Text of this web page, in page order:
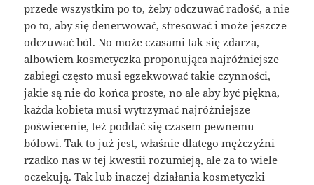
przede wszystkim po to, żeby odczuwać radość, a nie
po to, aby się denerwować, stresować i może jeszcze
odczuwać ból. No może czasami tak się zdarza,
albowiem kosmetyczka proponująca najróżniejsze
zabiegi często musi egzekwować takie czynności,
jakie są nie do końca proste, no ale aby być piękna,
każda kobieta musi wytrzymać najróżniejsze
poświecenie, też poddać się czasem pewnemu
bólowi. Tak to już jest, właśnie dlatego mężczyźni
rzadko nas w tej kwestii rozumieją, ale za to wiele
oczekują. Tak lub inaczej działania kosmetyczki